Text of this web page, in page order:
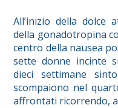
All’inizio della dolce
della gonadotropina
centro della nausea
sette donne incinte
dieci settimane
scompaiono nel
affrontati ricorrendo,